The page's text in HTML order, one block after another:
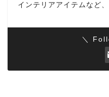
インテリアアイテムなど
＼